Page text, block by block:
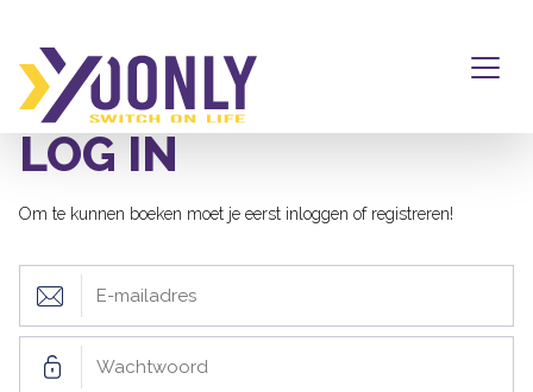
LOG IN
Om te kunnen boeken moet je eerst inloggen of registreren!